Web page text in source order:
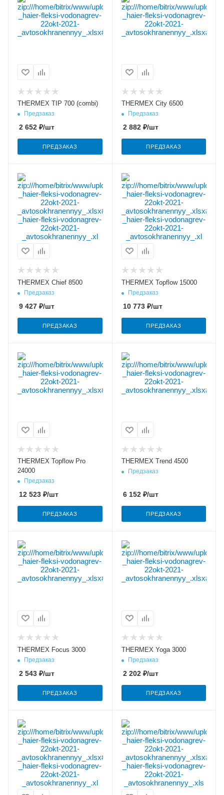
THERMEX TIP 700 (combi)
Предзаказ
2 652 ₽/шт
ПРЕДЗАКАЗ
THERMEX City 6500
Предзаказ
2 882₽/шт
ПРЕДЗАКАЗ
THERMEX Chief 8500
Предзаказ
9 427 ₽/шт
ПРЕДЗАКАЗ
THERMEX Topflow 15000
Предзаказ
10 773₽/шт
ПРЕДЗАКАЗ
THERMEX Topflow Pro
24000
Предзаказ
12 523 ₽/шт
ПРЕДЗАКАЗ
THERMEX Trend 4500
Предзаказ
6 152₽/шт
ПРЕДЗАКАЗ
THERMEX Focus 3000
Предзаказ
2 543 ₽/шт
ПРЕДЗАКАЗ
THERMEX Yoga 3000
Предзаказ
2 202₽/шт
ПРЕДЗАКАЗ